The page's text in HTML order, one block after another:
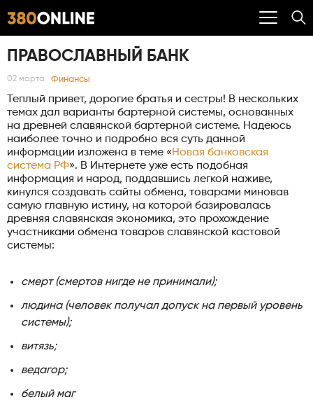
ПРАВОСЛАВНЫЙ БАНК
02 марта Финансы
Теплый привет, дорогие братья и сестры! В нескольких
темах дал варианты бартерной системы, основанных
на древней славянской бартерной системе. Надеюсь
наиболее точно и подробно вся суть данной
информации изложена в теме «Новая банковская
система РФ». В Интернете уже есть подобная
информация и народ, поддавшись легкой наживе,
кинулся создавать сайты обмена, товарами миновав
самую главную истину, на которой базировалась
древняя славянская экономика, это прохождение
участниками обмена товаров славянской кастовой
системы:
смерт (смертов нигде не принимали);
людина (человек получал допуск на первый уровень
системы);
витязь;
ведагор;
белый маг